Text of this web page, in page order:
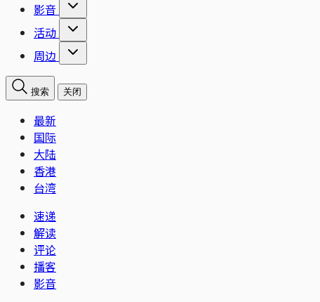
影音
活动
周边
搜索 关闭
最新
国际
大陆
香港
台湾
速递
解读
评论
播客
影音